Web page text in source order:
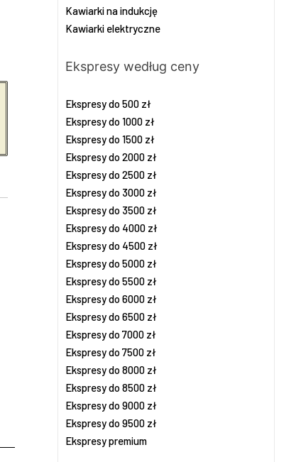
Kawiarki na indukcję
Kawiarki elektryczne
Ekspresy według ceny
Ekspresy do 500 zł
Ekspresy do 1000 zł
Ekspresy do 1500 zł
Ekspresy do 2000 zł
Ekspresy do 2500 zł
Ekspresy do 3000 zł
Ekspresy do 3500 zł
Ekspresy do 4000 zł
Ekspresy do 4500 zł
Ekspresy do 5000 zł
Ekspresy do 5500 zł
Ekspresy do 6000 zł
Ekspresy do 6500 zł
Ekspresy do 7000 zł
Ekspresy do 7500 zł
Ekspresy do 8000 zł
Ekspresy do 8500 zł
Ekspresy do 9000 zł
Ekspresy do 9500 zł
Ekspresy premium